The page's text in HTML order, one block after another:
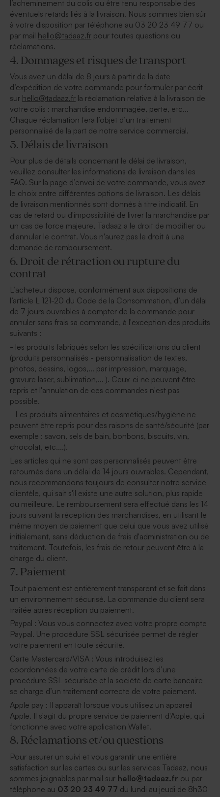
l’acheminement du colis ou être tenu responsable des
éventuels retards liés à la livraison. Nous sommes bien sûr
à votre disposition par téléphone au 03 20 23 49 77 ou
par mail hello@tadaaz.fr pour toutes questions ou
réclamations.
4. Dommages et risques de transport
Vous avez un délai de 8 jours à partir de la date
d’expédition de votre commande pour formuler par écrit
sur hello@tadaaz.fr la réclamation relative à la livraison de
votre colis : marchandise endommagée, perte, etc...
Chaque réclamation fera l’objet d’un traitement
personnalisé de la part de notre service commercial.
5. Délais de livraison
Pour plus de détails concernant le délai de livraison,
veuillez consulter les informations de livraison dans les
FAQ. Sur la page d’envoi de votre commande, vous avez
le choix entre différentes options de livraison. Les délais
de livraison mentionnés sont donnés à titre indicatif. En
cas de retard ou d'impossibilité de livrer la marchandise par
un cas de force majeure, Tadaaz a le droit de modifier ou
d'annuler le contrat. Vous n'aurez pas le droit à une
demande de remboursement.
6. Droit de rétraction ou rupture du
contrat
L’acheteur dispose, conformément aux dispositions de
l’article L 121-20 du Code de la Consommation, d’un délai
de 7 jours ouvrables à compter de la commande pour
annuler sans frais sa commande, à l'exception des produits
suivants :
- les produits fabriqués selon les spécifications du client
(produits personnalisés - personnalisation de textes,
photos, dessins, logos,... par impression, marquage,
gravure laser, sublimation,... ). Ceux-ci ne peuvent être
repris et l'annulation de ces commandes n'est pas
possible.
- Les produits alimentaires et cosmétiques/hygiène ne
peuvent être repris pour des raisons de santé/sécurité (par
exemple : savon, sels de bain, bonbons, biscuits, vin,
chocolat, etc....).
Les articles qui ne sont pas personnalisés peuvent être
retournés dans un délai de 14 jours ouvrables. Cependant,
nous recommandons toujours de consulter notre service
clientèle, qui sait s'il existe une autre solution, plus rapide
ou meilleure. Le remboursement sera effectué dans les 14
jours suivant la réception des marchandises, en utilisant le
même moyen de paiement que celui que vous avez utilisé
initialement, sans déduction de frais d'administration ou de
traitement. Toutefois, les frais de retour peuvent être à la
charge du client.
7. Paiement
Tout paiement est entièrement transparent et se fait dans
un environnement sécurisé. La commande du client sera
traitée après réception du paiement.
Paypal : Vous vous connectez avec votre propre compte
Paypal. Une procédure SSL sécurisée permet de régler
votre paiement en toute sécurité.
Carte Mastercard/VISA : Vous introduisez les
coordonnées de votre carte de crédit lors d’une
procédure SSL sécurisée et la société de carte bancaire
se charge d’un traitement correcte de votre paiement.
Apple pay : Il apparaît lorsque vous utilisez un appareil
Apple. Il s'agit du propre service de paiement d'Apple, qui
fonctionne avec votre application Wallet.
8. Réclamations et/ou questions
Pour assurer un suivi et vous garantir une entière
satisfaction sur les cartes ou sur les services Tadaaz, nous
sommes joignables par mail sur hello@tadaaz.fr ou par
téléphone au 03 20 23 49 77 du lundi au jeudi de 8h30